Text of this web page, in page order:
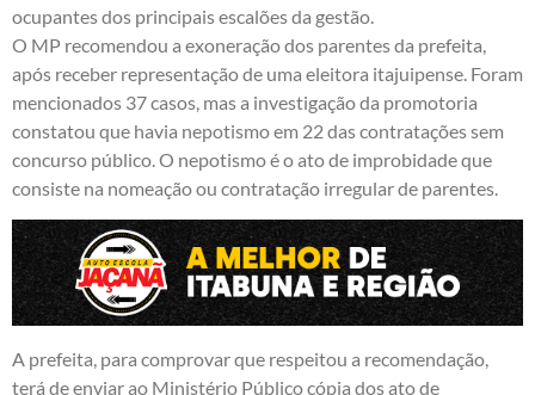
ocupantes dos principais escalões da gestão.
O MP recomendou a exoneração dos parentes da prefeita,
após receber representação de uma eleitora itajuipense. Foram
mencionados 37 casos, mas a investigação da promotoria
constatou que havia nepotismo em 22 das contratações sem
concurso público. O nepotismo é o ato de improbidade que
consiste na nomeação ou contratação irregular de parentes.
A prefeita, para comprovar que respeitou a recomendação,
terá de enviar ao Ministério Público cópia dos ato de